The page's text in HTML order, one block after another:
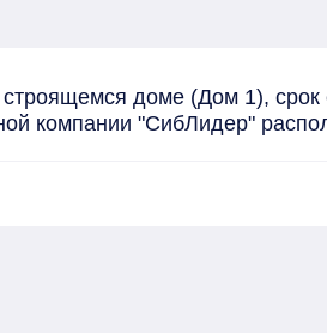
строящемся доме (Дом 1),
компании "СибЛидер"